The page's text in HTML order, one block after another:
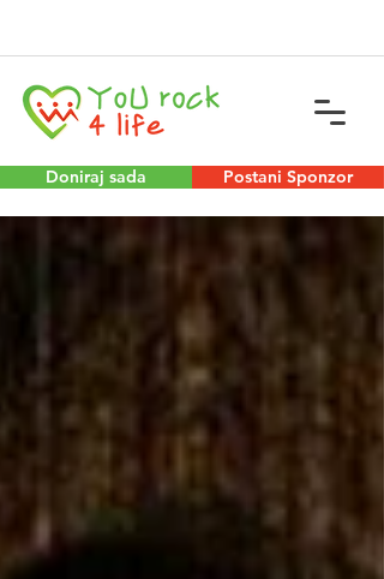
Doniraj sada Postani Sponzor